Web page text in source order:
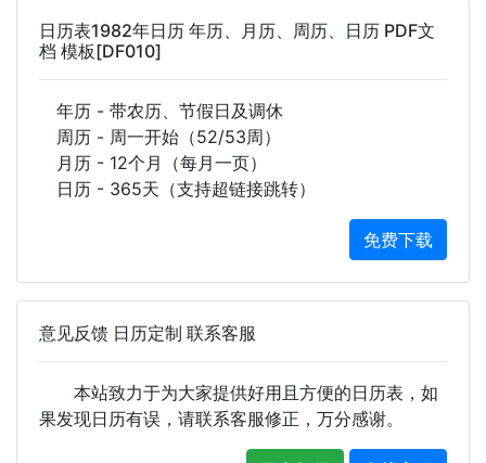
日历表1982年日历 年历、月历、周历、日历 PDF文
档 模板[DF010]
年历 - 带农历、节假日及调休
周历 - 周一开始（52/53周）
月历 - 12个月（每月一页）
日历 - 365天（支持超链接跳转）
免费下载
意见反馈 日历定制 联系客服
本站致力于为大家提供好用且方便的日历表，如
果发现日历有误，请联系客服修正，万分感谢。